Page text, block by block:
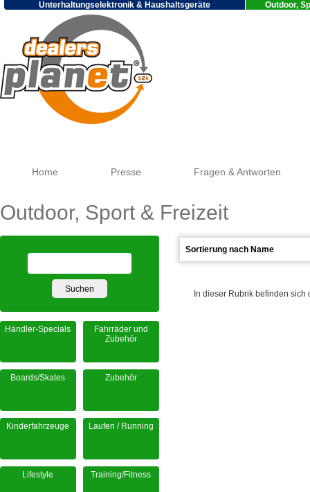
Unterhaltungselektronik & Haushaltsgeräte Outdoor,
Home Presse Fragen & Antworten
Outdoor, Sport & Freizeit
In dieser Rubrik befinden
Händler-Specials
Fahrräder und
Zubehör
Boards/Skates Zubehör
Kinderfahrzeuge Laufen / Running
Lifestyle Training/Fitness